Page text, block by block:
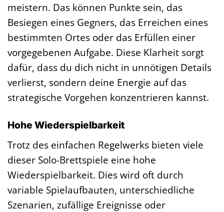
meistern. Das können Punkte sein, das
Besiegen eines Gegners, das Erreichen eines
bestimmten Ortes oder das Erfüllen einer
vorgegebenen Aufgabe. Diese Klarheit sorgt
dafür, dass du dich nicht in unnötigen Details
verlierst, sondern deine Energie auf das
strategische Vorgehen konzentrieren kannst.
Hohe Wiederspielbarkeit
Trotz des einfachen Regelwerks bieten viele
dieser Solo-Brettspiele eine hohe
Wiederspielbarkeit. Dies wird oft durch
variable Spielaufbauten, unterschiedliche
Szenarien, zufällige Ereignisse oder